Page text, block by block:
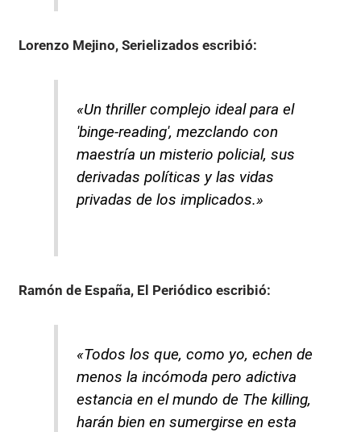
Lorenzo Mejino, Serielizados escribió:
«Un thriller complejo ideal para el
'binge-reading', mezclando con
maestría un misterio policial, sus
derivadas políticas y las vidas
privadas de los implicados.»
Ramón de España, El Periódico escribió:
«Todos los que, como yo, echen de
menos la incómoda pero adictiva
estancia en el mundo de The killing,
harán bien en sumergirse en esta